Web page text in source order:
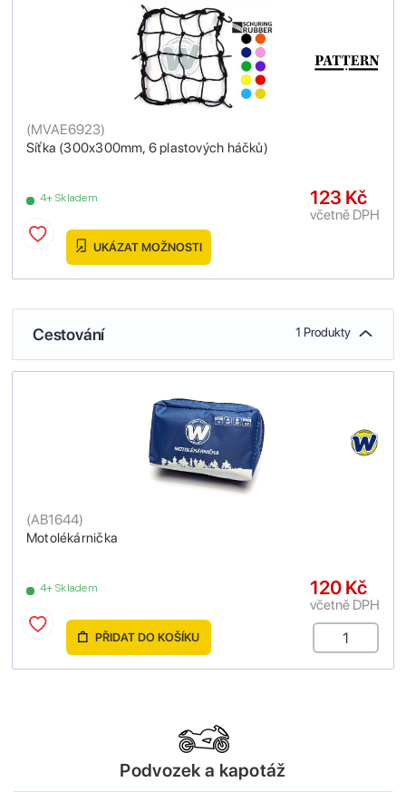
Síťka (300x300mm, 6 plastových háčků)
(MVAE6923)
4+ Skladem 123 Kč
včetně DPH
UKÁZAT MOŽNOSTI
Cestování 1 Produkty
Motolékárnička
(AB1644)
4+ Skladem 120 Kč
včetně DPH
PŘIDAT DO KOŠÍKU
Podvozek a kapotáž